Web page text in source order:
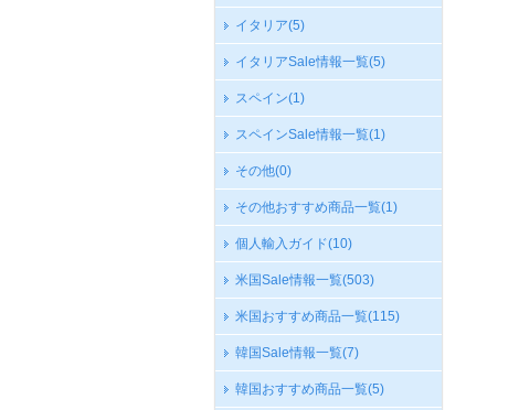
イタリア(5)
イタリアSale情報一覧(5)
スペイン(1)
スペインSale情報一覧(1)
その他(0)
その他おすすめ商品一覧(1)
個人輸入ガイド(10)
米国Sale情報一覧(503)
米国おすすめ商品一覧(115)
韓国Sale情報一覧(7)
韓国おすすめ商品一覧(5)